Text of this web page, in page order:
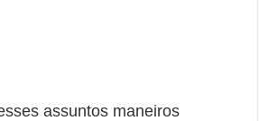
assuntos maneiros